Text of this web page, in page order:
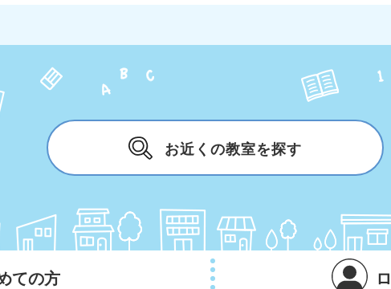
お近くの教室を探す
ての方